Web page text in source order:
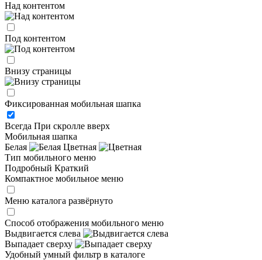
Над контентом
Под контентом
Внизу страницы
Фиксированная мобильная шапка
Всегда При скролле вверх
Мобильная шапка
Белая
Цветная
Тип мобильного меню
Подробный Краткий
Компактное мобильное меню
Меню каталога развёрнуто
Способ отображения мобильного меню
Выдвигается слева
Выпадает сверху
Удобный умный фильтр в каталоге